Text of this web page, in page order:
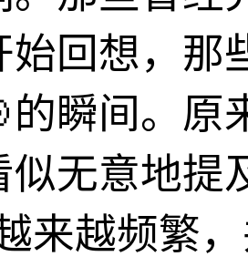
始回想，那
的瞬间。原
似无意地提
来越频繁